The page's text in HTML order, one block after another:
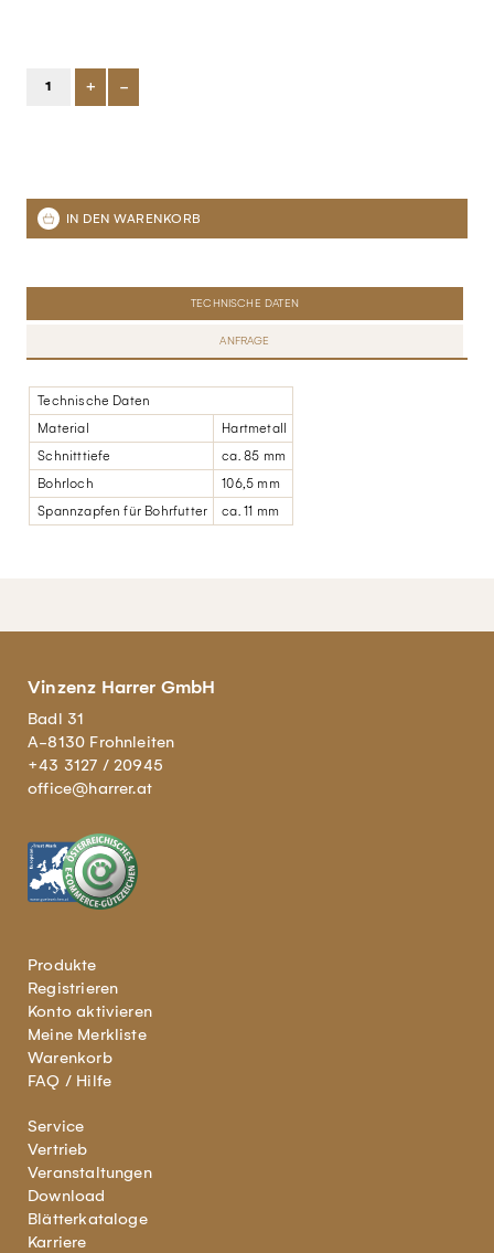
+ -
TECHNISCHE DATEN
ANFRAGE
Technische Daten
Material
Hartmetall
Schnitttiefe
ca. 85 mm
Bohrloch
106,5 mm
Spannzapfen für Bohrfutter
ca. 11 mm
Vinzenz Harrer GmbH
Badl 31
A-8130 Frohnleiten
+43 3127 / 20945
office@harrer.at
Produkte
Registrieren
Konto aktivieren
Meine Merkliste
Warenkorb
FAQ / Hilfe
Service
Vertrieb
Veranstaltungen
Download
Blätterkataloge
Karriere